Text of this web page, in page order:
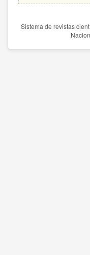
Sistema de revistas